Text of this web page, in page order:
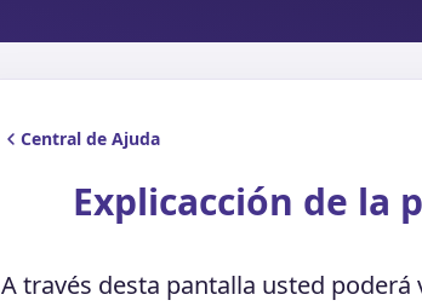
Central de Ajuda
Explicacción de la
A través desta pantalla usted